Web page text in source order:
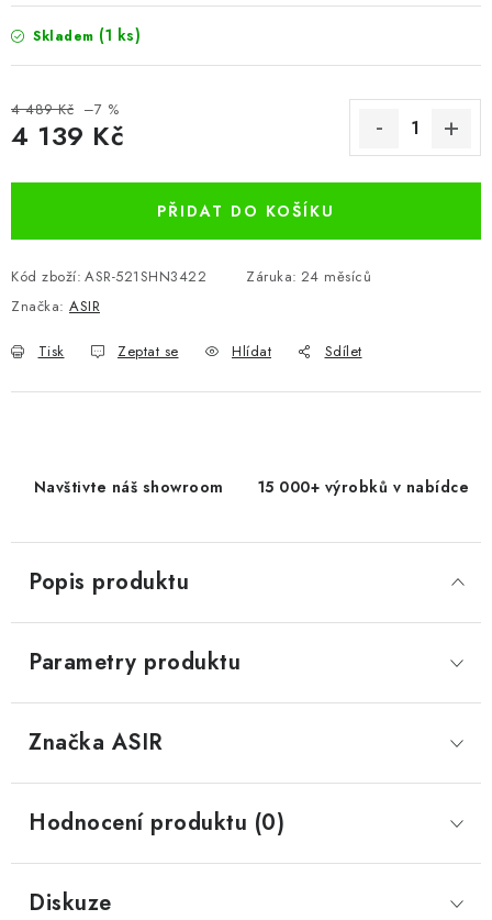
Vše o nákupu Info
Skladem (1 ks)
4 489 Kč –7 %
4 139 Kč
PŘIDAT DO KOŠÍKU
Kód zboží: ASR-521SHN3422 Záruka: 24 měsíců
Značka: ASIR
Tisk Zeptat se Hlídat Sdílet
Navštivte náš showroom 15 000+ výrobků v nabídce
Popis produktu
Parametry produktu
Značka ASIR
Hodnocení produktu (0)
Diskuze